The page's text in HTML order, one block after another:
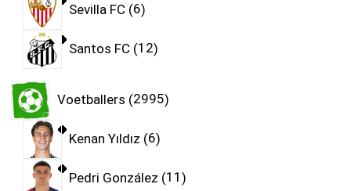
Sevilla FC 6
Santos FC 12
Voetballers 2995
Kenan Yıldız 6
Pedri González 11